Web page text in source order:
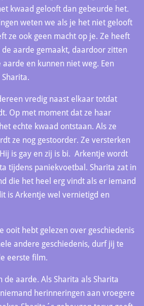
kwaad gelooft dan gebeurde het.
weten we als je het niet gelooft
ze ook geen macht op je. Ze heeft
de aarde gemaakt, daardoor zitten
en kunnen niet weg. Een
vredig naast elkaar totdat
Op met moment dat ze haar
echte kwaad ontstaan. Als ze
ze nog gestoorder. Ze versterken
is gay en zij is bi. Arkentje wordt
tijdens paniekvoetbal. Sharita zat in
die het heel erg vindt als er iemand
is Arkentje wel vernietigd en
ooit hebt gelezen over geschiedenis
andere geschiedenis, durf jij te
eerste film.
de aarde. Als Sharita als Sharita
herinneringen aan vroegere